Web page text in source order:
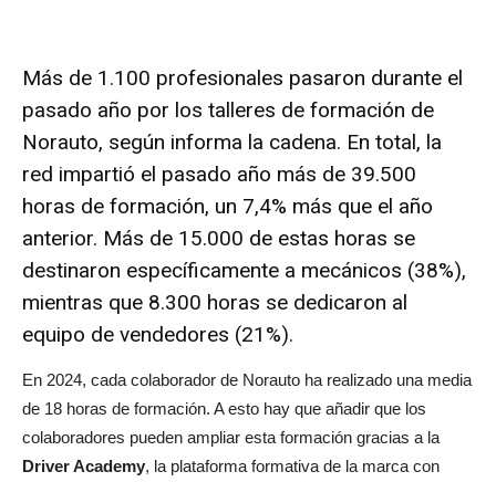
Más de 1.100 profesionales pasaron durante el
pasado año por los talleres de formación de
Norauto, según informa la cadena. En total, la
red impartió el pasado año más de 39.500
horas de formación, un 7,4% más que el año
anterior. Más de 15.000 de estas horas se
destinaron específicamente a mecánicos (38%),
mientras que 8.300 horas se dedicaron al
equipo de vendedores (21%).
En 2024, cada colaborador de Norauto ha realizado una media
de 18 horas de formación. A esto hay que añadir que los
colaboradores pueden ampliar esta formación gracias a la
Driver Academy, la plataforma formativa de la marca con